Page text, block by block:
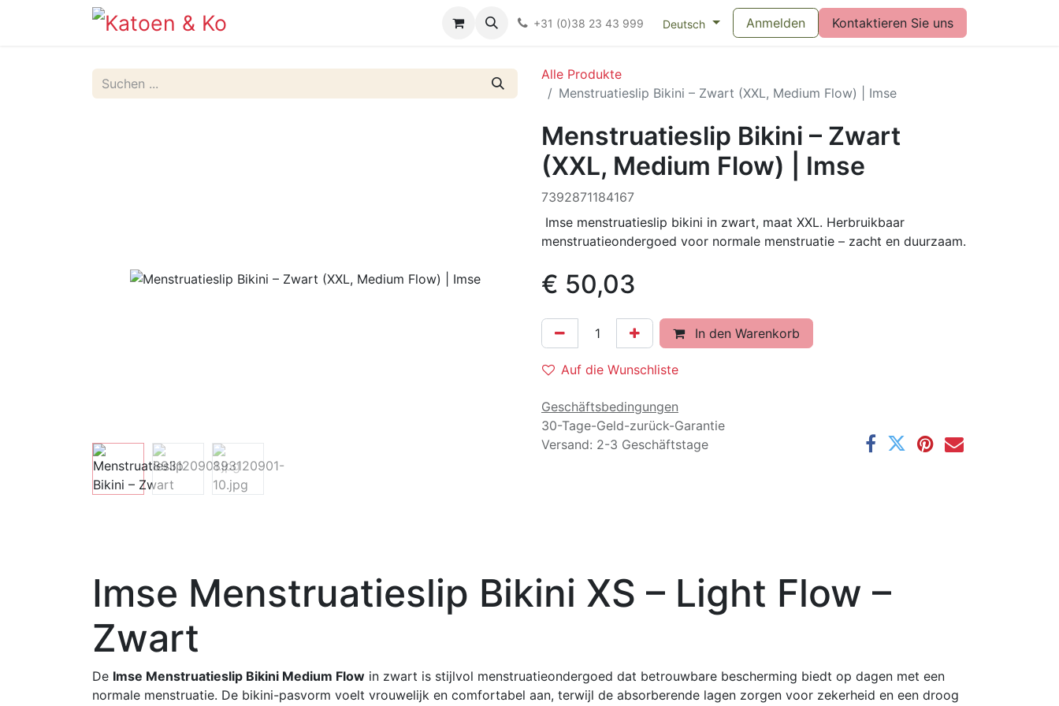
Kieswijzer nacht- en kraamverband Kieswijzer maandverband Vragen over menstruatiecups
+31 (0)38 23 43 999 Deutsch Anmelden Kontaktieren Sie uns
Alle Produkte
Menstruatieslip Bikini – Zwart (XXL, Medium Flow) | Imse
Menstruatieslip Bikini – Zwart
(XXL, Medium Flow) | Imse
‌7392871184167
Imse menstruatieslip bikini in zwart, maat XXL. Herbruikbaar
menstruatieondergoed voor normale menstruatie – zacht en duurzaam.
€ 50,03
In den Warenkorb
Auf die Wunschliste
Geschäftsbedingungen
30-Tage-Geld-zurück-Garantie
Versand: 2-3 Geschäftstage
Imse Menstruatieslip Bikini XS – Light Flow –
Zwart
De Imse Menstruatieslip Bikini Medium Flow in zwart is stijlvol menstruatieondergoed dat betrouwbare bescherming biedt op dagen met een
normale menstruatie. De bikini-pasvorm voelt vrouwelijk en comfortabel aan, terwijl de absorberende lagen zorgen voor zekerheid en een droog